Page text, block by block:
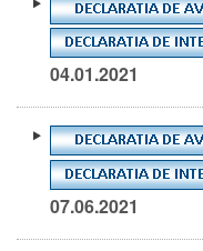
04.01.2021
07.06.2021